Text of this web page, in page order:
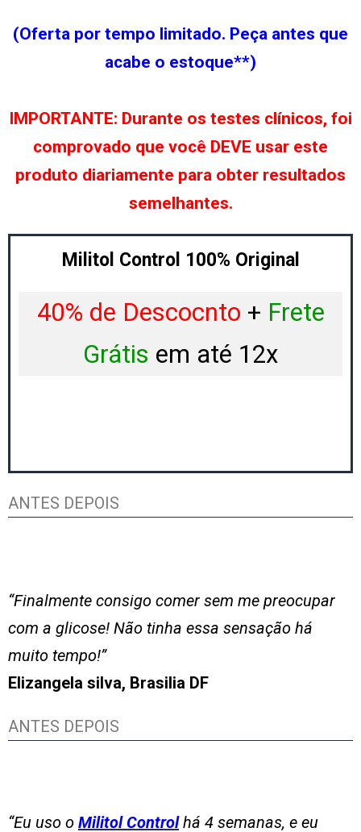
(Oferta por tempo limitado. Peça antes que
acabe o estoque**)
IMPORTANTE: Durante os testes clínicos, foi
comprovado que você DEVE usar este
produto diariamente para obter resultados
semelhantes.
Militol Control 100% Original
40% de Descocnto + Frete
Grátis em até 12x
ANTES DEPOIS
“Finalmente consigo comer sem me preocupar
com a glicose! Não tinha essa sensação há
muito tempo!”
Elizangela silva, Brasilia DF
ANTES DEPOIS
“Eu uso o Militol Controlhá 4 semanas, e eu